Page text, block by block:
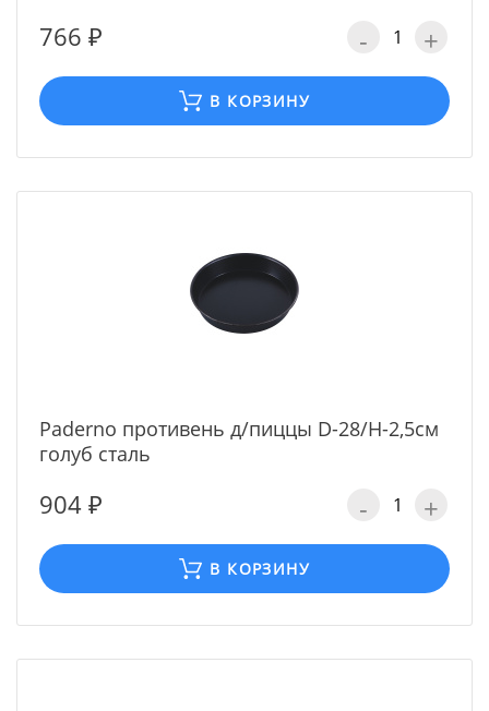
766 ₽ - +
В КОРЗИНУ
Paderno противень д/пиццы D-28/H-2,5см
голуб сталь
904 ₽ - +
В КОРЗИНУ